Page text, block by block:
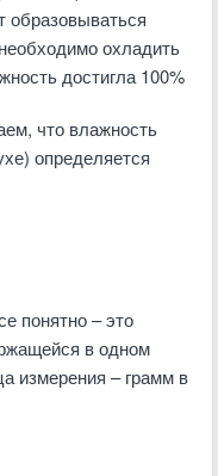
образовываться
охладить
достигла 100%
что влажность
определяется
понятно – это
в одном
измерения – грамм в